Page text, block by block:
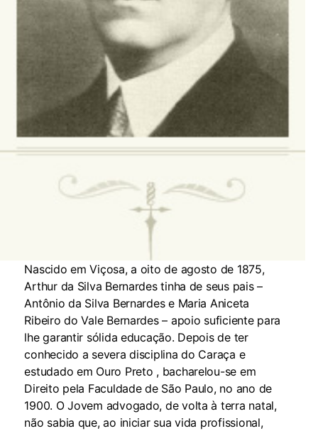
Nascido em Viçosa, a oito de agosto de 1875,
Arthur da Silva Bernardes tinha de seus pais –
Antônio da Silva Bernardes e Maria Aniceta
Ribeiro do Vale Bernardes – apoio suficiente para
lhe garantir sólida educação. Depois de ter
conhecido a severa disciplina do Caraça e
estudado em Ouro Preto , bacharelou-se em
Direito pela Faculdade de São Paulo, no ano de
1900. O Jovem advogado, de volta à terra natal,
não sabia que, ao iniciar sua vida profissional,